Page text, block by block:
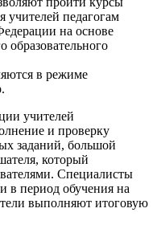
педагогам
на основе
образовательного
в режиме
учителей
и проверку
заданий, большой
который
Специалисты
в период обучения на
выполняют итоговую